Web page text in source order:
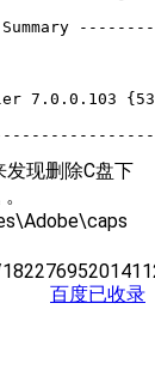
发现删除C盘下
百度已收录